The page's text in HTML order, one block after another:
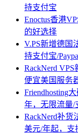
持支付宝
Enoctus香港
的好选择
V.PS新增德国
持支付宝/
RackNerd
便宜美国服务
Friendhosting
年，无限流量/
RackNerd补货
美元/年起，支